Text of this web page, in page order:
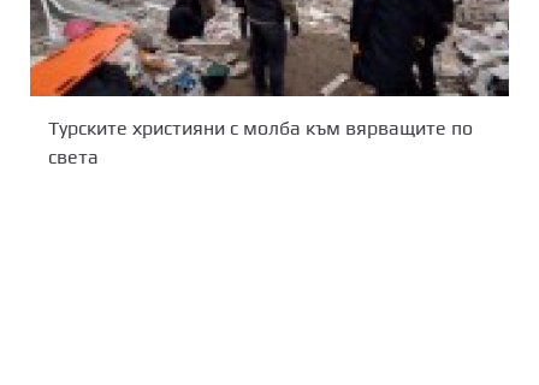
Турските християни с молба към вярващите по
света